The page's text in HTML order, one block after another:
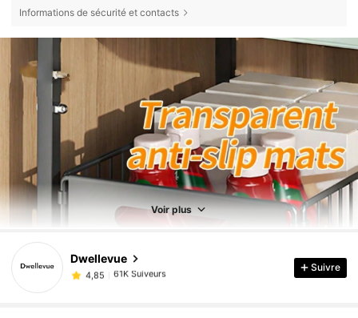
Informations de sécurité et contacts
Voir plus
Dwellevue
4,85
61K Suiveurs
d***n
est en train de naviguer
Suivre